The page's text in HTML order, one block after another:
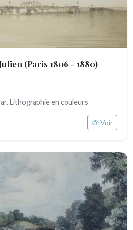
(Paris 1806 - 1880)
Lithographie en couleurs
Voir